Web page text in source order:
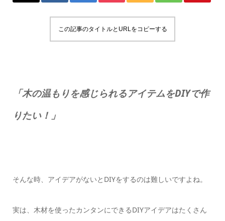
この記事のタイトルとURLをコピーする
「木の温もりを感じられるアイテムをDIYで作
りたい！」
そんな時、アイデアがないとDIYをするのは難しいですよね。
実は、木材を使ったカンタンにできるDIYアイデアはたくさん